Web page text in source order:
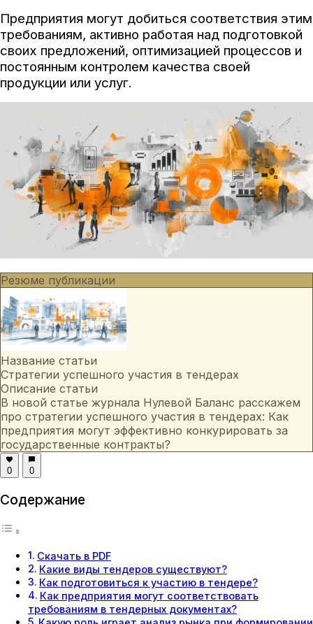
Предприятия могут добиться соответствия этим
требованиям, активно работая над подготовкой
своих предложений, оптимизацией процессов и
постоянным контролем качества своей
продукции или услуг.
Резюме публикации
Название статьи
Стратегии успешного участия в тендерах
Описание статьи
В новой статье журнала Нулевой Баланс расскажем
про стратегии успешного участия в тендерах: Как
предприятия могут эффективно конкурировать за
государственные контракты?
0 0
Содержание
Скачать в PDF
Какие виды тендеров существуют?
Как подготовиться к участию в тендере?
Как предприятия могут соответствовать
требованиям в тендерных документах?